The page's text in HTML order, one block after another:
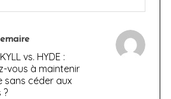
vs. HYDE :
vous à maintenir
sans céder aux
?